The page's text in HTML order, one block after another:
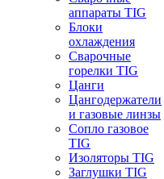
аппараты TIG
Блоки
охлаждения
Сварочные
горелки TIG
Цанги
Цангодержатели
и газовые линзы
Сопло газовое
TIG
Изоляторы TIG
Заглушки TIG